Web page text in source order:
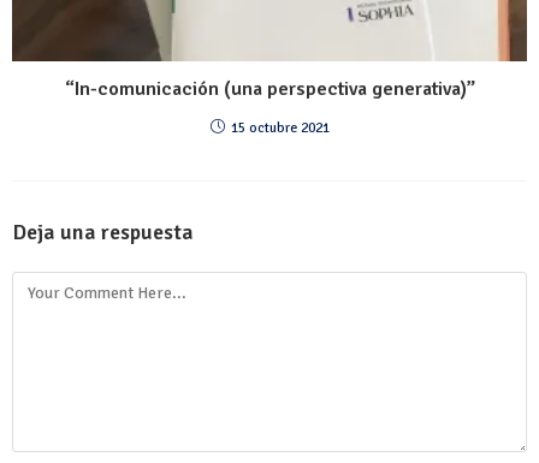
“In-comunicación (una perspectiva generativa)”
15 octubre 2021
Deja una respuesta